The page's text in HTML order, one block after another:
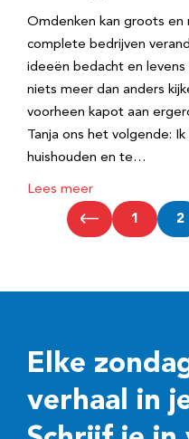
Omdenken kan groots en
complete bedrijven
ideeën bedacht en levens
niets meer dan anders
voorheen kapot aan
Tanja ons het volgende:
huishouden en te…
Lees meer
1 2
Elke
verhaal in